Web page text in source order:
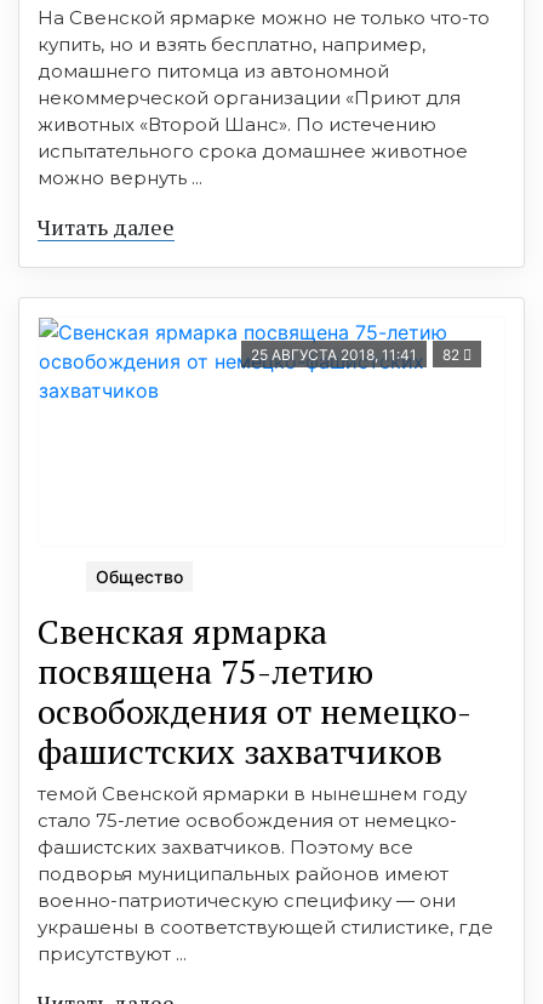
На Свенской ярмарке можно не только что-то
купить, но и взять бесплатно, например,
домашнего питомца из автономной
некоммерческой организации «Приют для
животных «Второй Шанс». По истечению
испытательного срока домашнее животное
можно вернуть ...
Читать далее
25 АВГУСТА 2018, 11:41 82
Общество
Свенская ярмарка
посвящена 75-летию
освобождения от немецко-
фашистских захватчиков
темой Свенской ярмарки в нынешнем году
стало 75-летие освобождения от немецко-
фашистских захватчиков. Поэтому все
подворья муниципальных районов имеют
военно-патриотическую специфику — они
украшены в соответствующей стилистике, где
присутствуют ...